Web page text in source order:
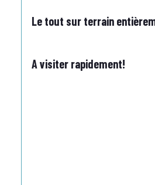
Le tout sur terrain
A visiter rapidement!